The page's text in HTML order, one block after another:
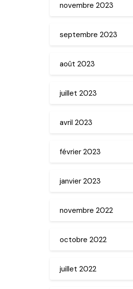
novembre 2023
septembre 2023
août 2023
juillet 2023
avril 2023
février 2023
janvier 2023
novembre 2022
octobre 2022
juillet 2022